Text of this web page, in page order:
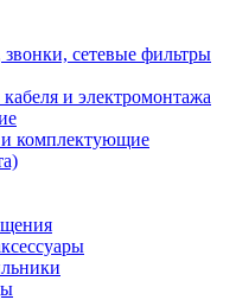
сетевые фильтры
и электромонтажа
комплектующие